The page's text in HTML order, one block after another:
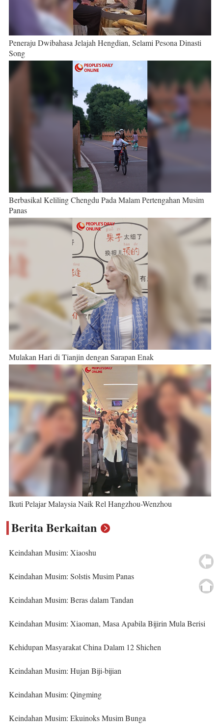
Peneraju Dwibahasa Jelajah Hengdian, Selami Pesona Dinasti
Song
Berbasikal Keliling Chengdu Pada Malam Pertengahan Musim
Panas
Mulakan Hari di Tianjin dengan Sarapan Enak
Ikuti Pelajar Malaysia Naik Rel Hangzhou-Wenzhou
Berita Berkaitan
Keindahan Musim: Xiaoshu
Keindahan Musim: Solstis Musim Panas
Keindahan Musim: Beras dalam Tandan
Keindahan Musim: Xiaoman, Masa Apabila Bijirin Mula Berisi
Kehidupan Masyarakat China Dalam 12 Shichen
Keindahan Musim: Hujan Biji-bijian
Keindahan Musim: Qingming
Keindahan Musim: Ekuinoks Musim Bunga